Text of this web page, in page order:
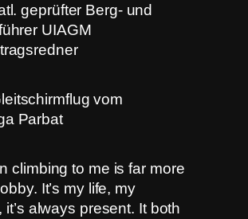
geprüfter Berg- und
UIAGM
climbing to me is far more
It’s my life, my
it’s always present. It both